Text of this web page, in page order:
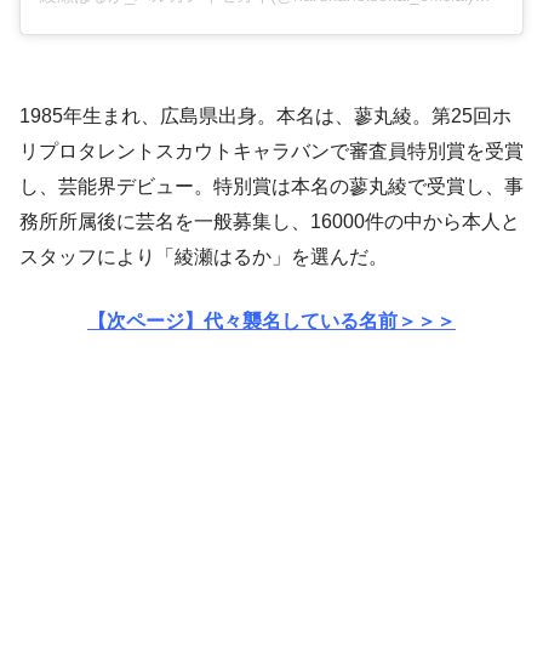
1985年生まれ、広島県出身。本名は、蓼丸綾。第25回ホ
リプロタレントスカウトキャラバンで審査員特別賞を受賞
し、芸能界デビュー。特別賞は本名の蓼丸綾で受賞し、事
務所所属後に芸名を一般募集し、16000件の中から本人と
スタッフにより「綾瀬はるか」を選んだ。
【次ページ】代々襲名している名前＞＞＞